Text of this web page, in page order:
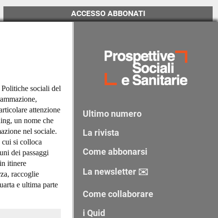
ACCESSO ABBONATI
sociali del
attenzione
un nome che
nel sociale.
si colloca
dei passaggi
itinere
raccoglie
e ultima parte
Ultimo numero
La rivista
Come abbonarsi
La newsletter ✉️
Come collaborare
i Quid